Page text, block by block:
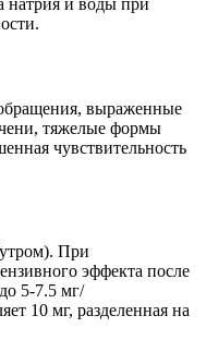
натрия и воды при
выраженные
тяжелые формы
чувствительность
При
эффекта после
5-7.5 мг/
10 мг, разделенная на